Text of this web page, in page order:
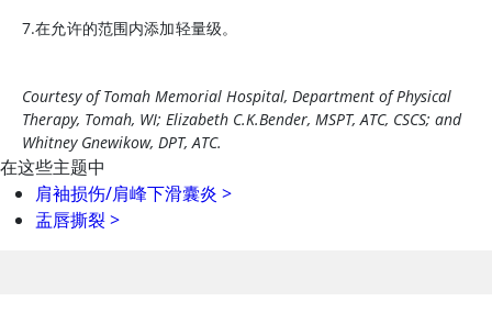
7.在允许的范围内添加轻量级。
Courtesy of Tomah Memorial Hospital, Department of Physical
Therapy, Tomah, WI; Elizabeth C.K.Bender, MSPT, ATC, CSCS; and
Whitney Gnewikow, DPT, ATC.
在这些主题中
肩袖损伤/肩峰下滑囊炎 >
盂唇撕裂>